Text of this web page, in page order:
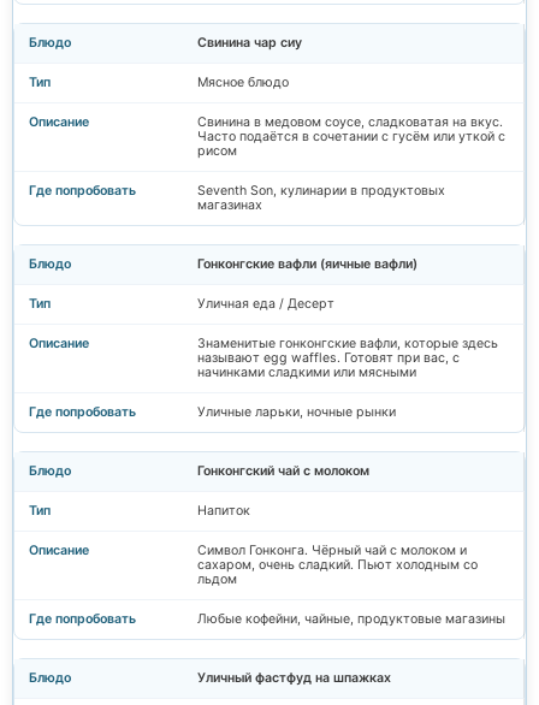
Свинина чар сиу
Мясное блюдо
Свинина в медовом соусе, сладковатая на вкус.
Часто подаётся в сочетании с гусём или уткой с
рисом
Seventh Son, кулинарии в продуктовых
магазинах
Гонконгские вафли (яичные вафли)
Уличная еда / Десерт
Знаменитые гонконгские вафли, которые здесь
называют egg waffles. Готовят при вас, с
начинками сладкими или мясными
Уличные ларьки, ночные рынки
Гонконгский чай с молоком
Напиток
Символ Гонконга. Чёрный чай с молоком и
сахаром, очень сладкий. Пьют холодным со
льдом
Любые кофейни, чайные, продуктовые магазины
Уличный фастфуд на шпажках